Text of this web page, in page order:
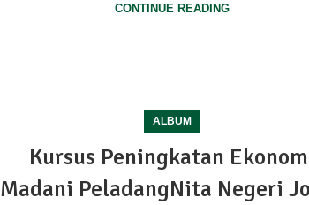
CONTINUE READING
ALBUM
Kursus Peningkatan
Madani PeladangNita Negeri